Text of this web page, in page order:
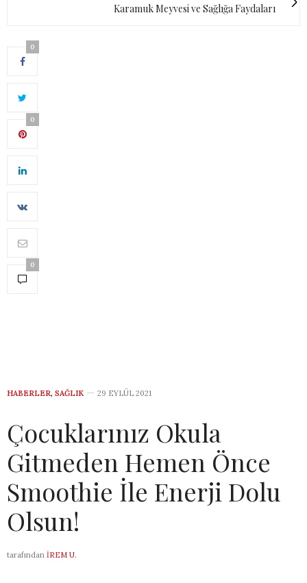
Karamuk Meyvesi ve Sağlığa Faydaları
0
0
0
HABERLER, SAĞLIK 29 EYLÜL 2021
Çocuklarınız Okula
Gitmeden Hemen Önce
Smoothie İle Enerji Dolu
Olsun!
tarafından İREM U.